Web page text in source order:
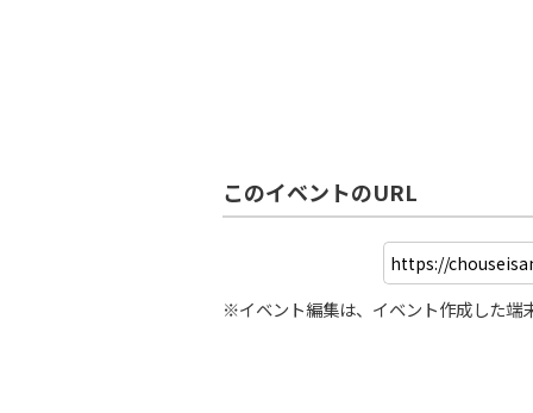
このイベントのURL
※イベント編集は、イベント作成した端